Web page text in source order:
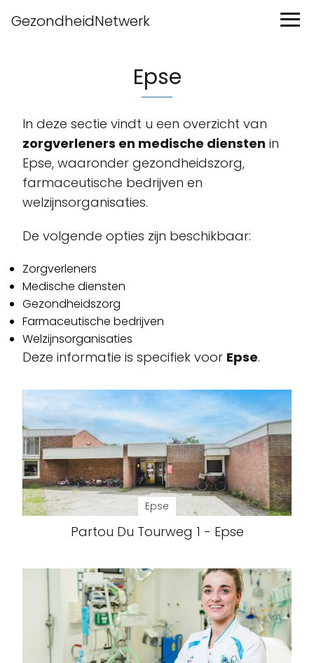
GezondheidNetwerk
Epse
In deze sectie vindt u een overzicht van
zorgverleners en medische diensten in
Epse, waaronder gezondheidszorg,
farmaceutische bedrijven en
welzijnsorganisaties.
De volgende opties zijn beschikbaar:
Zorgverleners
Medische diensten
Gezondheidszorg
Farmaceutische bedrijven
Welzijnsorganisaties
Deze informatie is specifiek voor Epse.
Epse
Partou Du Tourweg 1 - Epse